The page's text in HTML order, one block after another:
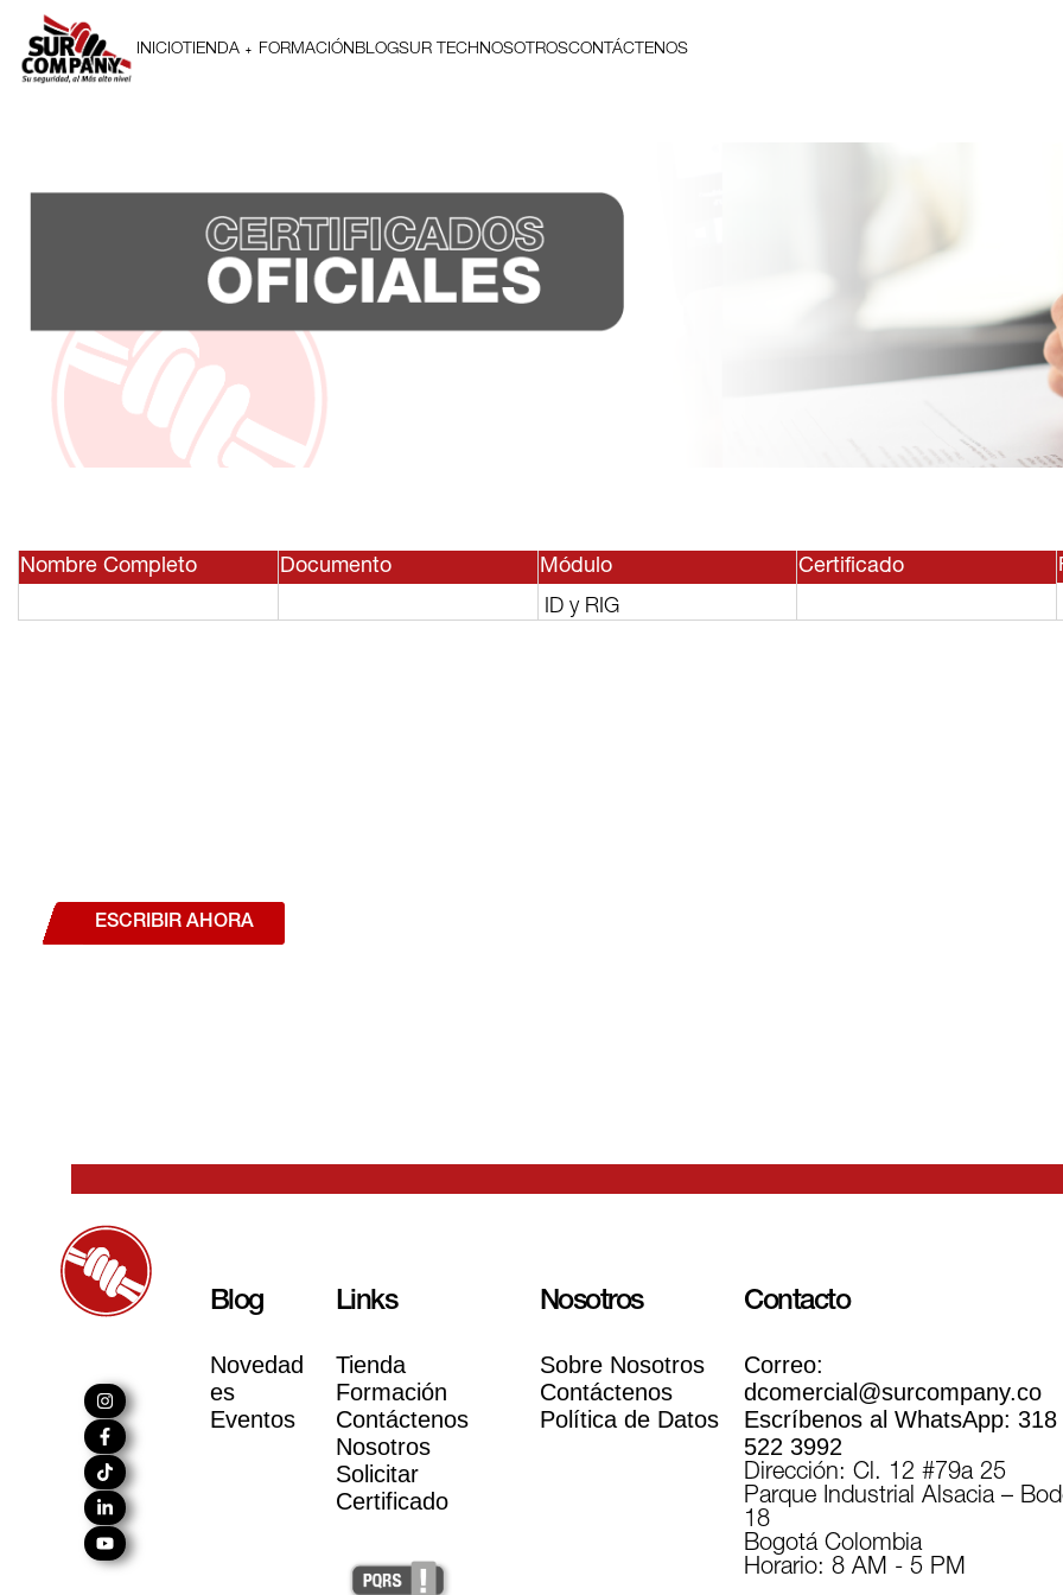
INICIO TIENDA FORMACIÓNBLOGSUR TECHNOSOTROSCONTÁCTENOS
Nombre Completo Documento
Módulo
ID y RIG
Certificado
ESCRIBIR AHORA
Blog
Novedad
es
Eventos
Links
Tienda
Formación
Contáctenos
Nosotros
Solicitar
Certificado
Nosotros
Sobre Nosotros
Contáctenos
Política de Datos
Contacto
Correo:
dcomercial@surcompany.co
Escríbenos al WhatsApp: 318
522 3992
Dirección: Cl. 12 #79a 25
Parque Industrial Alsacia –
18
Bogotá Colombia
Horario: 8 AM - 5 PM